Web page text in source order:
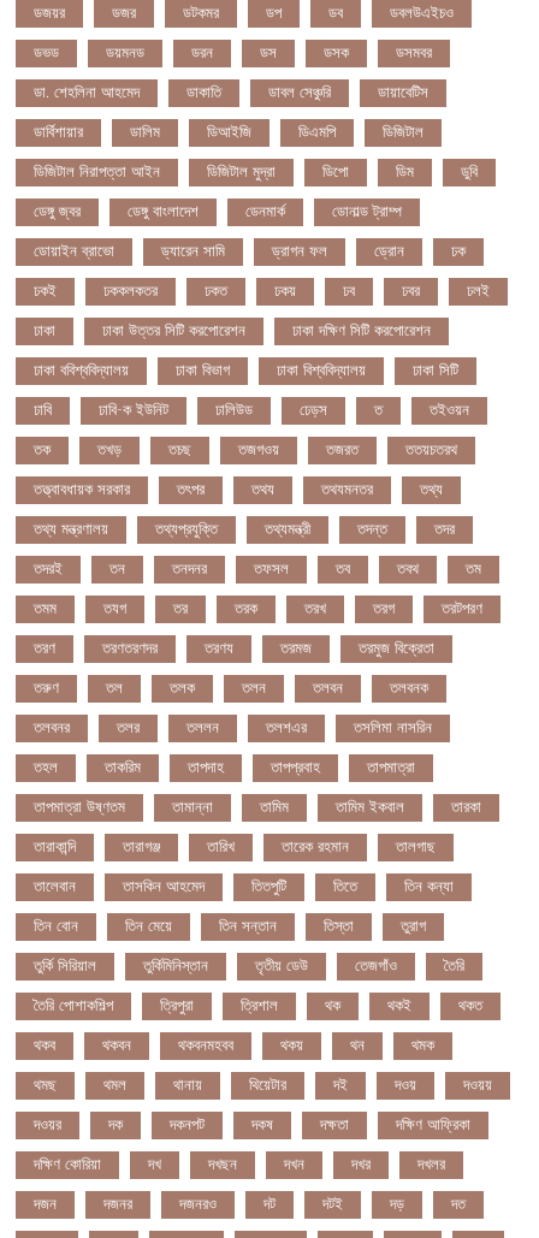
ডজয়র ডজর ডটকমর ডপ ডব ডবলউএইচও
ডভড ডয়মনড ডরন ডস ডসক ডসমবর
ডা. শেহলিনা আহমেদ ডাকাতি ডাবল সেঞ্চুরি ডায়াবেটিস
ডার্বিশায়ার ডালিম ডিআইজি ডিএমপি ডিজিটাল
ডিজিটাল নিরাপত্তা আইন ডিজিটাল মুদ্রা ডিপো ডিম ডুবি
ডেঙ্গু জ্বর ডেঙ্গু বাংলাদেশ ডেনমার্ক ডোনাল্ড ট্রাম্প
ডোয়াইন ব্রাভো ড্যারেন সামি ড্রাগন ফল ড্রোন ঢক
ঢকই ঢককলকতর ঢকত ঢকয় ঢব ঢবর ঢলই
ঢাকা ঢাকা উত্তর সিটি করপোরেশন ঢাকা দক্ষিণ সিটি করপোরেশন
ঢাকা ববিশ্ববিদ্যালয় ঢাকা বিভাগ ঢাকা বিশ্ববিদ্যালয় ঢাকা সিটি
ঢাবি ঢাবি-ক ইউনিট ঢালিউড ঢেড়স ত তইওয়ন
তক তখড় তচছ তজগওয় তজরত ততয়চতরথ
তত্ত্বাবধায়ক সরকার তৎপর তথয তথযমনতর তথ্য
তথ্য মন্ত্রণালয় তথ্যপ্রযুক্তি তথ্যমন্ত্রী তদন্ত তদর
তদরই তন তনদনর তফসল তব তবথ তম
তমম তযগ তর তরক তরখ তরগ তরটপরণ
তরণ তরণতরণদর তরণয তরমজ তরমুজ বিক্রেতা
তরুণ তল তলক তলন তলবন তলবনক
তলবনর তলর তললন তলশএর তসলিমা নাসরিন
তহল তাকরিম তাপদাহ তাপপ্রবাহ তাপমাত্রা
তাপমাত্রা উষ্ণতম তামান্না তামিম তামিম ইকবাল তারকা
তারাকান্দি তারাগঞ্জ তারিখ তারেক রহমান তালগাছ
তালেবান তাসকিন আহমেদ তিতপুটি তিতে তিন কন্যা
তিন বোন তিন মেয়ে তিন সন্তান তিস্তা তুরাগ
তুর্কি সিরিয়াল তুর্কিমিনিস্তান তৃতীয় ডেউ তেজগাঁও তৈরি
তৈরি পোশাকশিল্প ত্রিপুরা ত্রিশাল থক থকই থকত
থকব থকবন থকবনমহবব থকয় থন থমক
থমছ থমল থানায় থিয়েটার দই দওয় দওয়য়
দওয়র দক দকনপট দকষ দক্ষতা দক্ষিণ আফ্রিকা
দক্ষিণ কোরিয়া দখ দখছন দখন দখর দখলর
দজন দজনর দজনরও দট দটই দড় দত